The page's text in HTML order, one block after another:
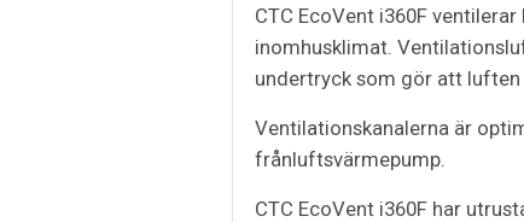
CTC EcoVent i360F
inomhusklimat.
undertryck som gör att luften
Ventilationskanalerna är
frånluftsvärmepump.
CTC EcoVent i360F har